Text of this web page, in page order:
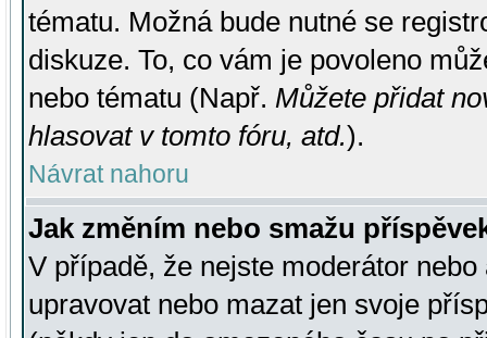
tématu. Možná bude nutné se
diskuze. To, co vám je povoleno
nebo tématu (Např. Můžete přidat
hlasovat v tomto fóru, atd.).
Návrat nahoru
Jak změním nebo smažu
V případě, že nejste moderátor
upravovat nebo mazat jen svoje